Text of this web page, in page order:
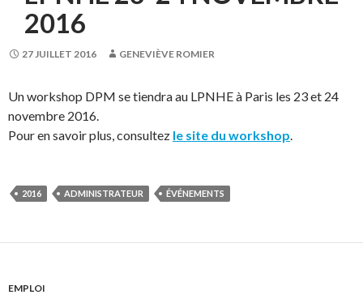
2016
27 JUILLET 2016 GENEVIÈVE ROMIER
Un workshop DPM se tiendra au LPNHE à Paris les 23 et 24
novembre 2016.
Pour en savoir plus, consultez le site du workshop.
2016 ADMINISTRATEUR ÉVÉNEMENTS
EMPLOI